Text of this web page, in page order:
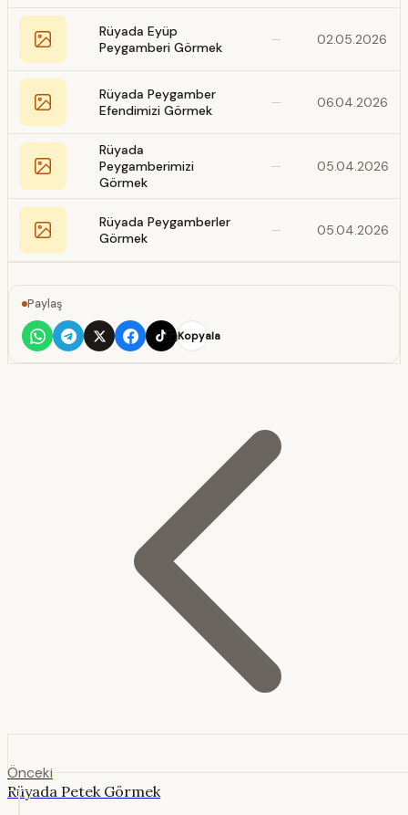
Rüyada Eyüp
Peygamberi Görmek
— 02.05.2026
Rüyada Peygamber
Efendimizi Görmek
— 06.04.2026
Rüyada
Peygamberimizi
Görmek
— 05.04.2026
Rüyada Peygamberler
Görmek
— 05.04.2026
Paylaş
Kopyala
Önceki
Rüyada Petek Görmek